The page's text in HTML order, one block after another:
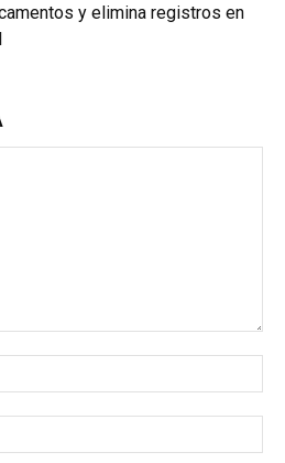
y elimina registros en